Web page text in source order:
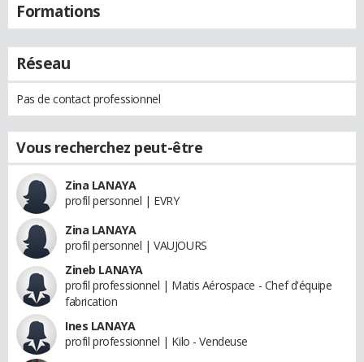
Formations
Réseau
Pas de contact professionnel
Vous recherchez peut-être
Zina LANAYA
profil personnel | EVRY
Zina LANAYA
profil personnel | VAUJOURS
Zineb LANAYA
profil professionnel | Matis Aérospace - Chef d'équipe
fabrication
Ines LANAYA
profil professionnel | Kilo - Vendeuse